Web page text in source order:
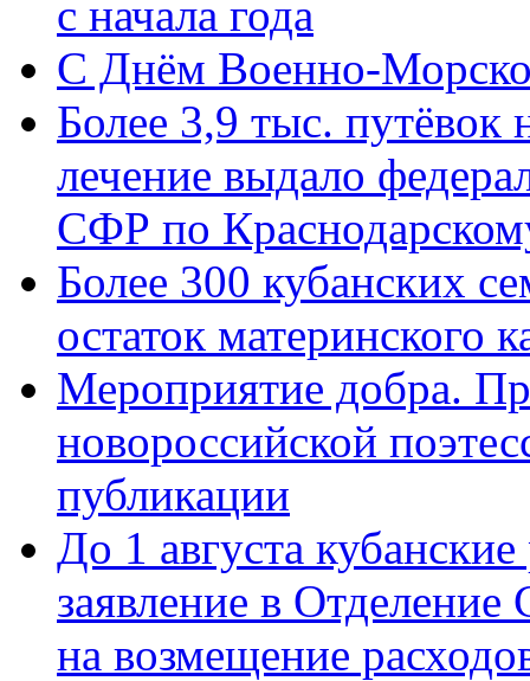
с начала года
C Днём Военно-
Более 3,9 тыс. путёвок
лечение выдало
СФР по
Более 300 кубанских
остаток материнского
Мероприятие добра.
новороссийской
публикации
До 1 августа
заявление в
на возмещение